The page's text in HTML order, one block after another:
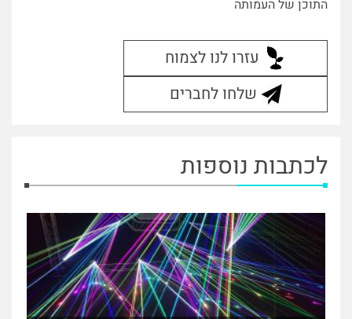
התוכן של העמותה
עזרו לנו לצמוח
שלחו לחברים
לכתבות נוספות